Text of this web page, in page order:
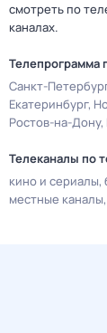
смотреть по
каналах.
Телепрограмма
Санкт-
Екатеринбург
Ростов-на-Дону
Телеканалы по
кино и сериалы
местные каналы